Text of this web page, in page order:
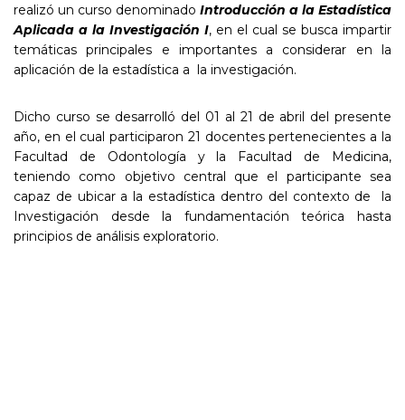
realizó un curso denominado Introducción a la Estadística
Aplicada a la Investigación I, en el cual se busca impartir
temáticas principales e importantes a considerar en la
aplicación de la estadística a la investigación.
Dicho curso se desarrolló del 01 al 21 de abril del presente
año, en el cual participaron 21 docentes pertenecientes a la
Facultad de Odontología y la Facultad de Medicina,
teniendo como objetivo central que el participante sea
capaz de ubicar a la estadística dentro del contexto de la
Investigación desde la fundamentación teórica hasta
principios de análisis exploratorio.